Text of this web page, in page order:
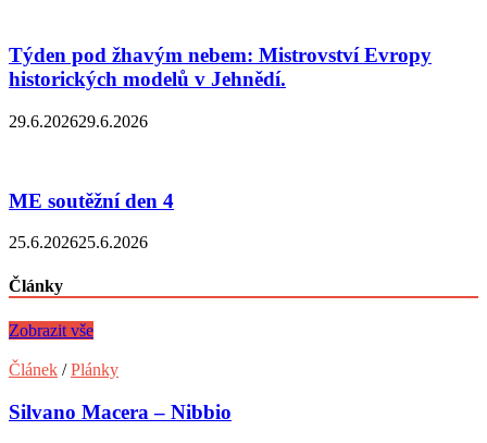
Týden pod žhavým nebem: Mistrovství Evropy
historických modelů v Jehnědí.
29.6.202629.6.2026
ME soutěžní den 4
25.6.202625.6.2026
Články
Zobrazit vše
Článek /Plánky
Silvano Macera – Nibbio